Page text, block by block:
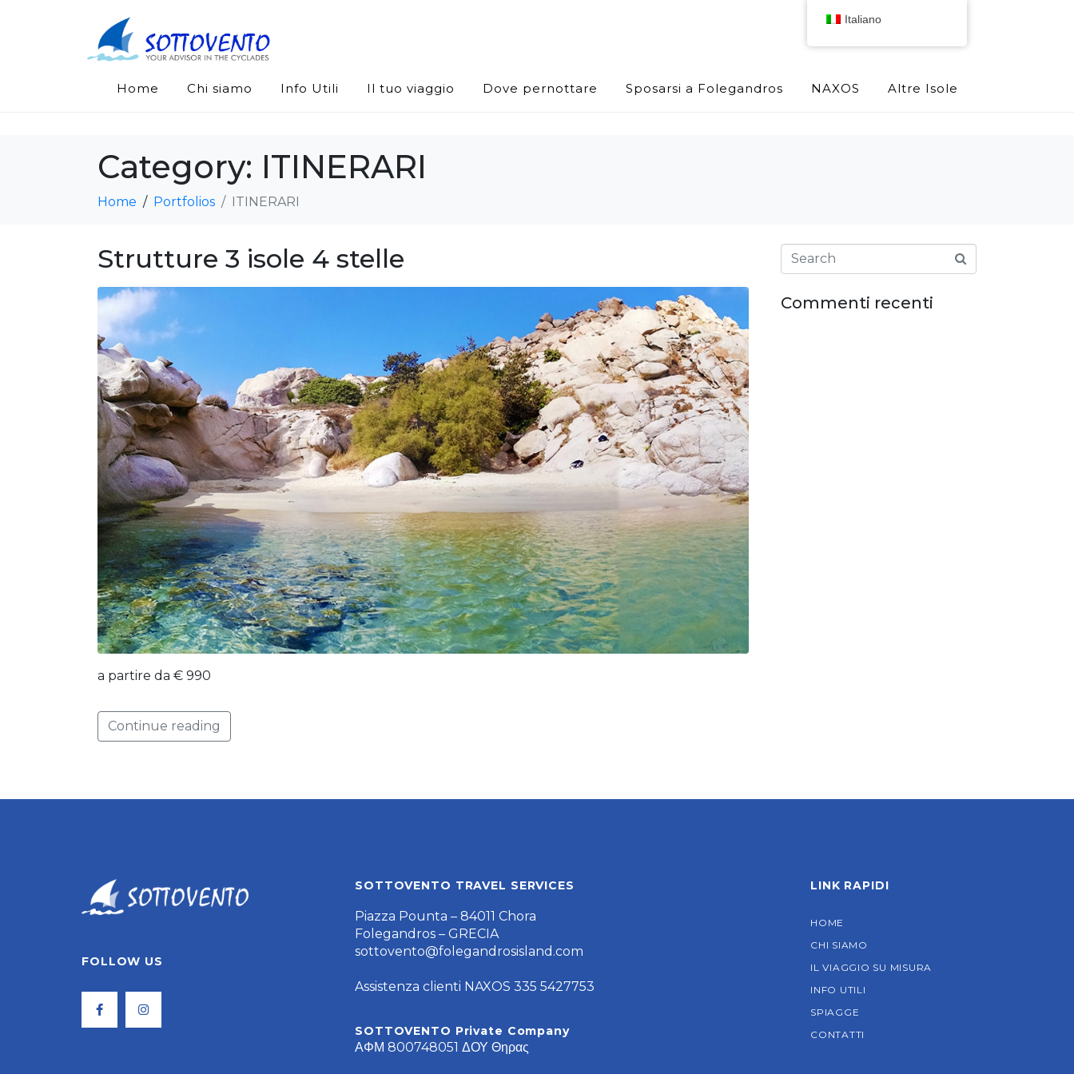
Home Chi siamo Info Utili Il tuo viaggio Dove pernottare Sposarsi a Folegandros NAXOS Altre Isole
Category: ITINERARI
Home Portfolios ITINERARI
Strutture 3 isole 4 stelle
a partire da € 990
Continue reading
Commenti recenti
FOLLOW US
SOTTOVENTO TRAVEL SERVICES
Piazza Pounta – 84011 Chora
Folegandros – GRECIA
sottovento@folegandrosisland.com
Assistenza clienti NAXOS 335 5427753
SOTTOVENTO Private Company
ΑΦΜ 800748051 ΔΟΥ Θηρας
LINK RAPIDI
HOME
CHI SIAMO
IL VIAGGIO SU MISURA
INFO UTILI
SPIAGGE
CONTATTI
Italiano